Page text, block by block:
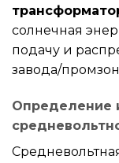
солнечная
подачу и
завода/
Определение